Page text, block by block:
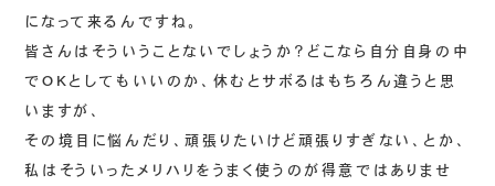
になって来るんですね。
皆さんはそういうことないでしょうか？どこなら自分自身の中
でOKとしてもいいのか、休むとサボるはもちろん違うと思
いますが、
その境目に悩んだり、頑張りたいけど頑張りすぎない、とか、
私はそういったメリハリをうまく使うのが得意ではありませ